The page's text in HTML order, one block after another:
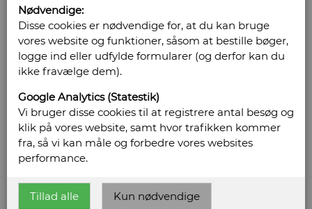
Turgénev, Ivan
Tjertopkhánovs endeligt. En
fortælling fra en Jægers Dagbog
uden år - Antal bind: 1 - Antal sider: 58 -
Indbinding: Hæftet med smudsomslag. Stort
Nødvendige:
Disse cookies er nødvendige for, at du kan bruge
vores website og funktioner, såsom at bestille bøger,
logge ind eller udfylde formularer (og derfor kan du
ikke fravælge dem).
Google Analytics (Statestik)
Vi bruger disse cookies til at registrere antal besøg og
klik på vores website, samt hvor trafikken kommer
fra, så vi kan måle og forbedre vores websites
performance.
Tillad alle Kun nødvendige